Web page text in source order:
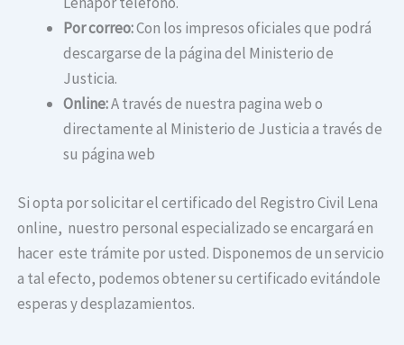
Por correo:Con los impresos oficiales que podrá
descargarse de la página del Ministerio de
Justicia.
Online:A través de nuestra pagina web o
directamente al Ministerio de Justicia a través de
su página web
Si opta por solicitar el certificado del Registro Civil Lena
online, nuestro personal especializado se encargará en
hacer este trámite por usted. Disponemos de un servicio
a tal efecto, podemos obtener su certificado evitándole
esperas y desplazamientos.